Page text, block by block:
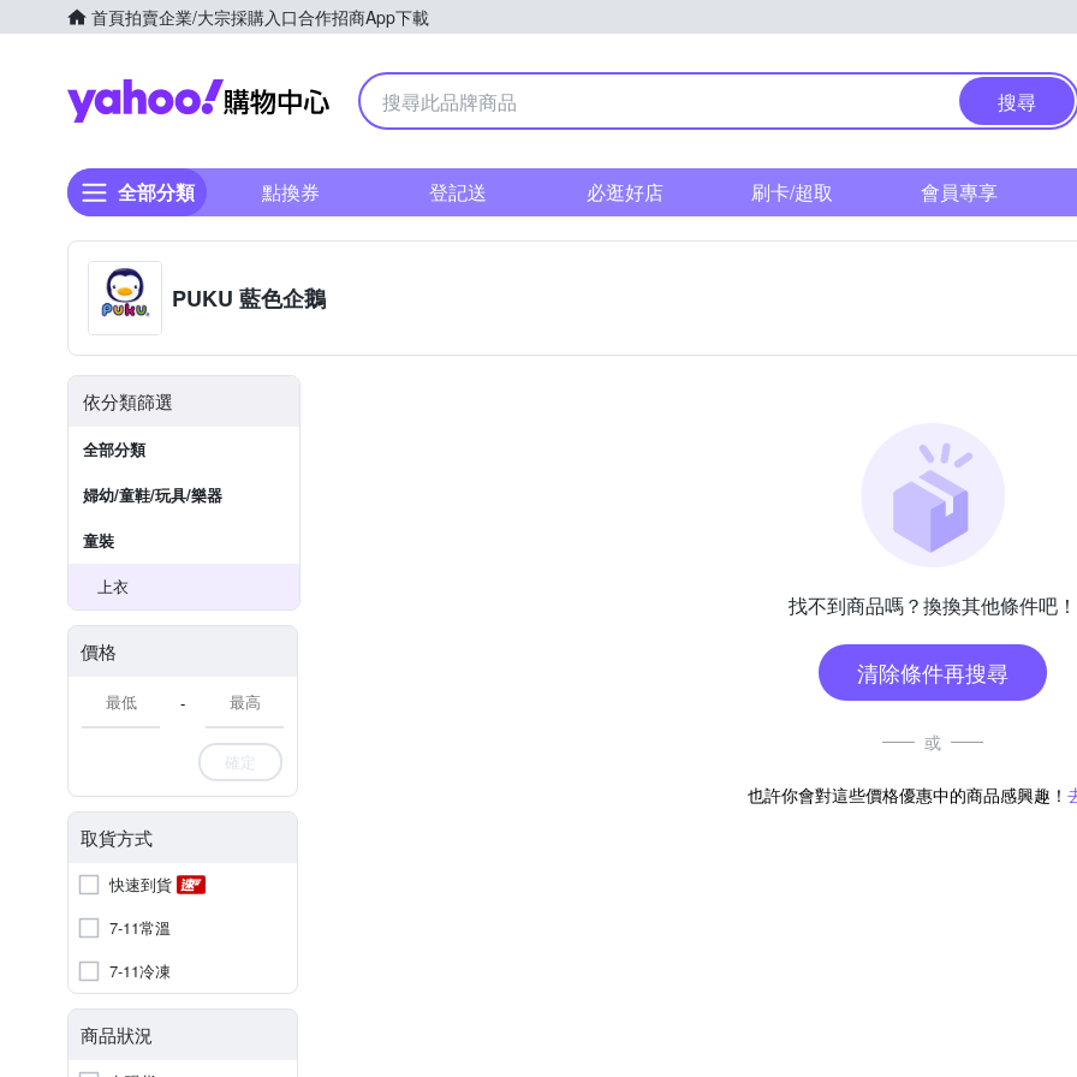
首頁拍賣企業/大宗採購入口合作招商App下載
Yahoo購物中心
搜尋
全部分類 點換券 登記送 必逛好店 刷卡/超取 會員專享
PUKU 藍色企鵝
依分類篩選
全部分類
婦幼/童鞋/玩具/樂器
童裝
上衣
價格
-
確定
取貨方式
快速到貨
7-11常溫
7-11冷凍
商品狀況
找不到商品嗎？換換其他條件吧！
清除條件再搜尋
或
也許你會對這些價格優惠中的商品感興趣！